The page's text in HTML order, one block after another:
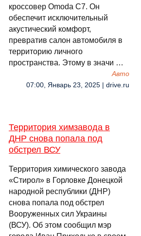
кроссовер Omoda C7. Он
обеспечит исключительный
акустический комфорт,
превратив салон автомобиля в
территорию личного
пространства. Этому в значи …
Авто
07:00, Январь 23, 2025 | drive.ru
Территория химзавода в
ДНР снова попала под
обстрел ВСУ
Территория химического завода
«Стирол» в Горловке Донецкой
народной республики (ДНР)
снова попала под обстрел
Вооруженных сил Украины
(ВСУ). Об этом сообщил мэр